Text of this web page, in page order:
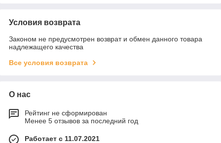
Условия возврата
Законом не предусмотрен возврат и обмен данного товара
надлежащего качества
Все условия возврата
О нас
Рейтинг не сформирован
Менее 5 отзывов за последний год
Работает с 11.07.2021